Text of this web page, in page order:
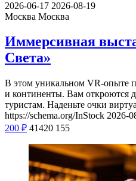
2026-06-17 2026-08-19
Москва Москва
Иммерсивная
Света»
В этом уникальном VR-опыте
и континенты. Вам откроются
туристам. Наденьте очки
https://schema.org/InStock 2026-
200 ₽ 41420 155